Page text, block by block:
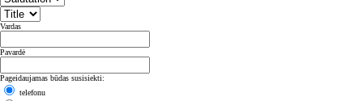
Vardas
Pavardė
Pageidaujamas būdas susisiekti:
telefonu